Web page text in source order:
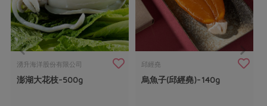
湧升海洋股份有限公司
澎湖大花枝-500g
邱經堯
烏魚子(邱經堯)-140g